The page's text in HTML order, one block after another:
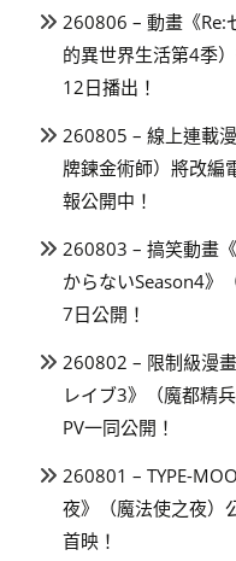
260806 – 動畫《Re:
的異世界生活第4季
12日播出！
260805 – 線上連載
牌鍊金術師）將改編
報公開中！
260803 – 搞笑動畫
からないSeason4》
7日公開！
260802 – 限制級漫
レイブ3》（魔都精
PV一同公開！
260801 – TYPE-
夜》（魔法使之夜）
首映！